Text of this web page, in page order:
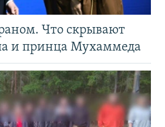
Что скрывают
и принца Мухаммеда